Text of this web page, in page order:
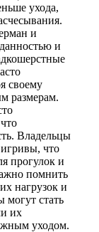
ухода,
и
и
своему
размерам.
Владельцы
что
прогулок и
помнить
нагрузок и
могут стать
их
уходом.